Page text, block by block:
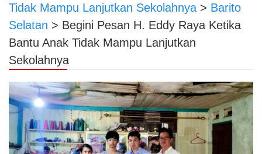
Tidak Mampu Lanjutkan Sekolahnya > Barito
Selatan > Begini Pesan H. Eddy Raya Ketika
Bantu Anak Tidak Mampu Lanjutkan
Sekolahnya